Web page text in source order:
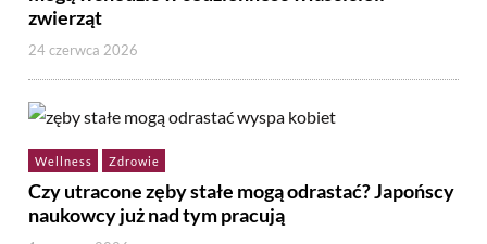
zwierząt
24 czerwca 2026
Wellness Zdrowie
Czy utracone zęby stałe mogą odrastać? Japońscy
naukowcy już nad tym pracują